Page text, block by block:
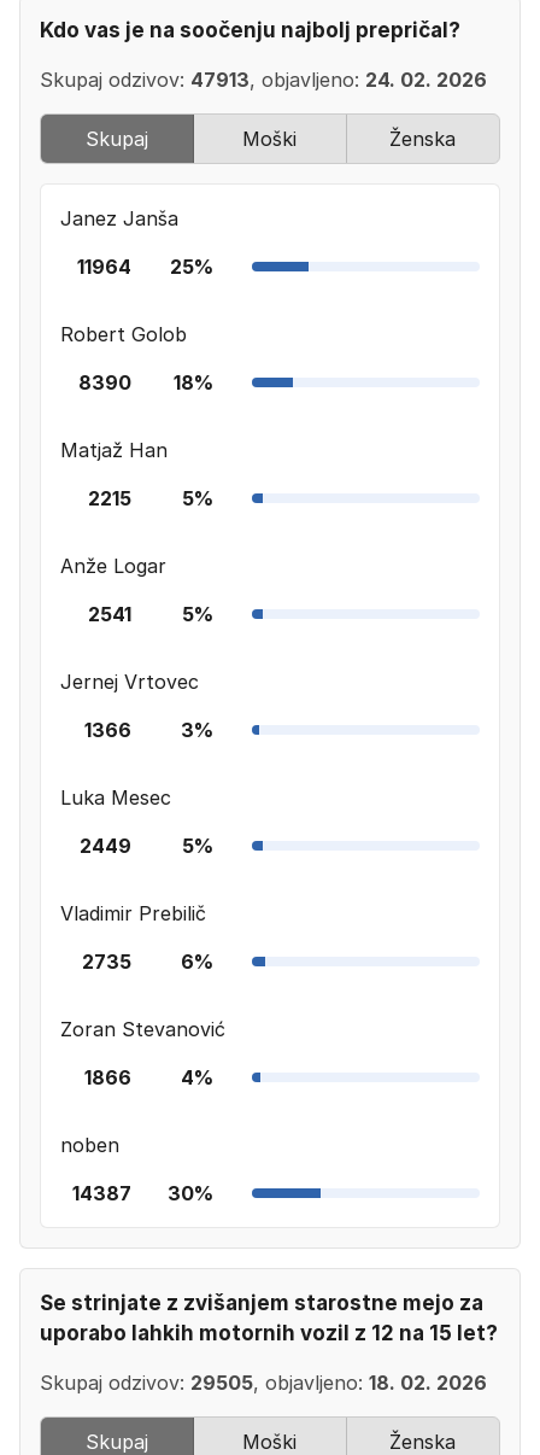
Kdo vas je na soočenju najbolj prepričal?
Skupaj odzivov: 47913, objavljeno: 24. 02. 2026
Skupaj Moški Ženska
Janez Janša
11964
25%
Robert Golob
8390
18%
Matjaž Han
2215
5%
Anže Logar
2541
5%
Jernej Vrtovec
1366
3%
Luka Mesec
2449
5%
Vladimir Prebilič
2735
6%
Zoran Stevanović
1866
4%
noben
14387
30%
Se strinjate z zvišanjem starostne mejo za
uporabo lahkih motornih vozil z 12 na 15 let?
Skupaj odzivov: 29505, objavljeno: 18. 02. 2026
Skupaj Moški Ženska